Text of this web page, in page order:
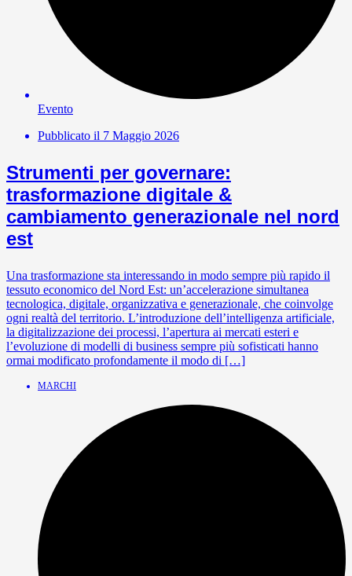
Evento
Pubblicato il 7 Maggio 2026
Strumenti per governare:
trasformazione digitale &
cambiamento generazionale nel nord
est
Una trasformazione sta interessando in modo sempre più rapido il
tessuto economico del Nord Est: un’accelerazione simultanea
tecnologica, digitale, organizzativa e generazionale, che coinvolge
ogni realtà del territorio. L’introduzione dell’intelligenza artificiale,
la digitalizzazione dei processi, l’apertura ai mercati esteri e
l’evoluzione di modelli di business sempre più sofisticati hanno
ormai modificato profondamente il modo di […]
MARCHI